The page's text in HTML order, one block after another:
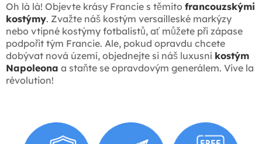
Oh là là! Objevte krásy Francie s těmito francouzskými
kostýmy. Zvažte náš kostým versailleské markýzy
nebo vtipné kostýmy fotbalistů, ať můžete při zápase
podpořit tým Francie. Ale, pokud opravdu chcete
dobývat nová území, objednejte si náš luxusní kostým
Napoleona a staňte se opravdovým generálem. Vive la
révolution!